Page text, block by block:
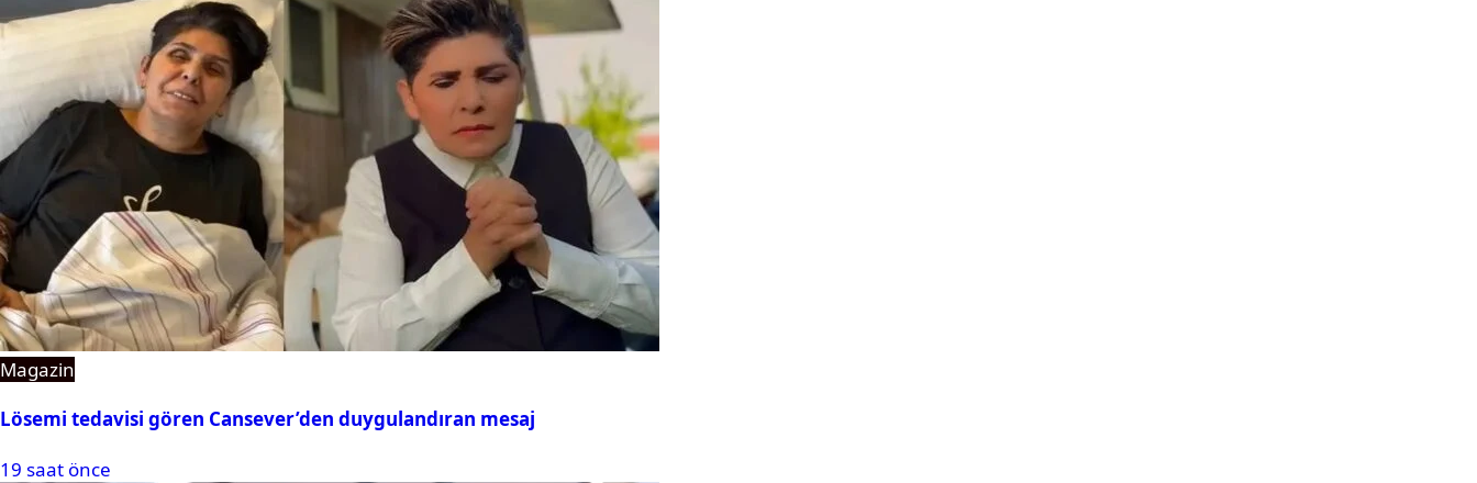
Magazin
Lösemi tedavisi gören Cansever’den duygulandıran mesaj
19 saat önce